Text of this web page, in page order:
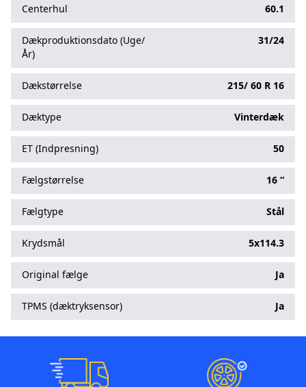
Centerhul 60.1
Dækproduktionsdato (Uge/
År)
31/24
Dækstørrelse 215/ 60 R 16
Dæktype Vinterdæk
ET (Indpresning) 50
Fælgstørrelse 16 “
Fælgtype Stål
Krydsmål 5x114.3
Original fælge Ja
TPMS (dæktryksensor) Ja